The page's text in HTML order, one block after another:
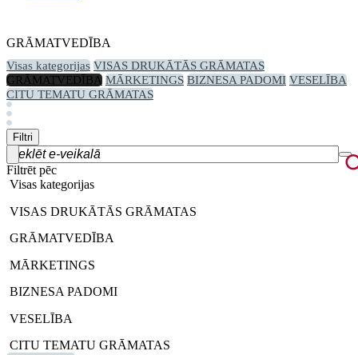
GRĀMATVEDĪBA
Visas kategorijas VISAS DRUKĀTĀS GRĀMATAS
GRĀMATVEDĪBA MĀRKETINGS BIZNESA PADOMI VESELĪBA
CITU TEMATU GRĀMATAS
Filtri
Filtrēt pēc
Visas kategorijas
VISAS DRUKĀTĀS GRĀMATAS
GRĀMATVEDĪBA
MĀRKETINGS
BIZNESA PADOMI
VESELĪBA
CITU TEMATU GRĀMATAS